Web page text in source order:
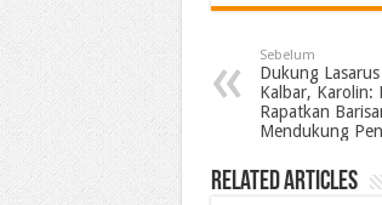
Sebelum
Dukung
Kalbar, Karolin:
Rapatkan
Mendukung
Related Articles